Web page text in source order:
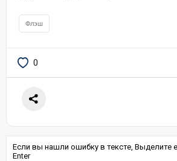
Флэш
0
Если вы нашли ошибку в тексте, Выделите
Enter